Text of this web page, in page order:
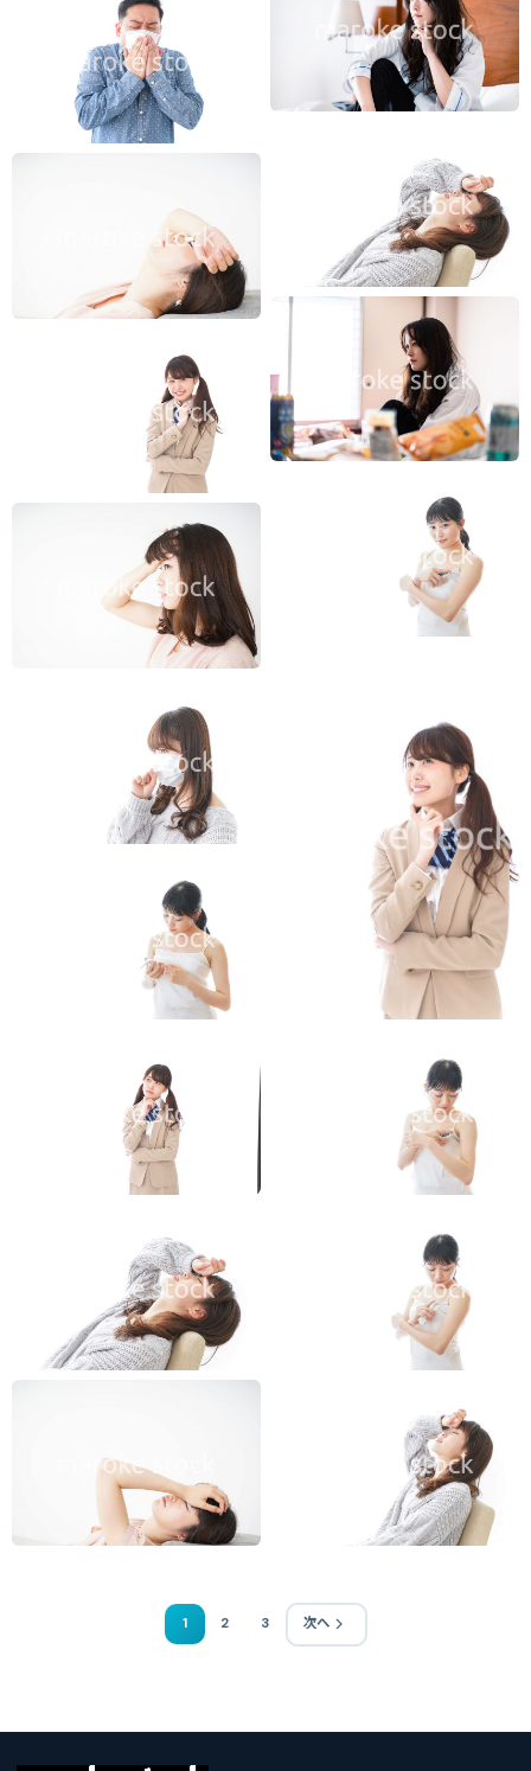
1 2 3 次へ